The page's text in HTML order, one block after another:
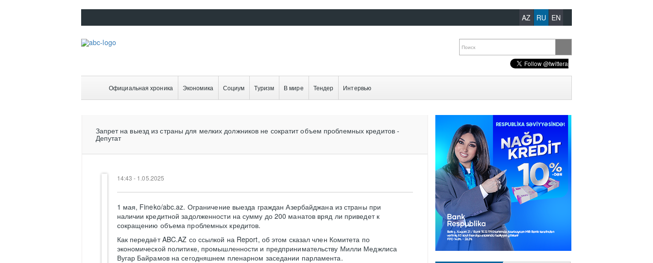
AZ RU EN
Официальная хроника Экономика Социум Туризм В мире Тендер Интервью
Запрет на выезд из страны для мелких должников не сократит объем проблемных кредитов -
Депутат
14:43 - 1.05.2025
1 мая, Fineko/abc.az. Ограничение выезда граждан Азербайджана из страны при
наличии кредитной задолженности на сумму до 200 манатов вряд ли приведет к
сокращению объема проблемных кредитов.
Как передаёт ABC.AZ со ссылкой на Report, об этом сказал член Комитета по
экономической политике, промышленности и предпринимательству Милли Меджлиса
Вугар Байрамов на сегодняшнем пленарном заседании парламента.